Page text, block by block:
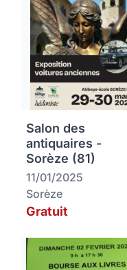
Salon des
antiquaires -
Sorèze (81)
11/01/2025
Sorèze
Gratuit